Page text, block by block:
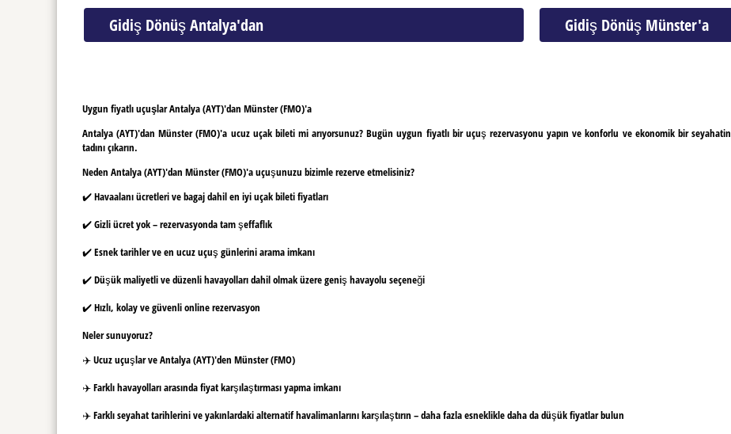
Gidiş Dönüş Antalya'dan Gidiş Dönüş Münster'a
Uygun fiyatlı uçuşlar Antalya (AYT)'dan Münster (FMO)'a
Antalya (AYT)'dan Münster (FMO)'a ucuz uçak bileti mi arıyorsunuz? Bugün uygun fiyatlı bir uçuş rezervasyonu yapın ve konforlu ve ekonomik bir seyahatin
tadını çıkarın.
Neden Antalya (AYT)'dan Münster (FMO)'a uçuşunuzu bizimle rezerve etmelisiniz?
✔️ Havaalanı ücretleri ve bagaj dahil en iyi uçak bileti fiyatları
✔️ Gizli ücret yok – rezervasyonda tam şeffaflık
✔️ Esnek tarihler ve en ucuz uçuş günlerini arama imkanı
✔️ Düşük maliyetli ve düzenli havayolları dahil olmak üzere geniş havayolu seçeneği
✔️ Hızlı, kolay ve güvenli online rezervasyon
Neler sunuyoruz?
✈️ Ucuz uçuşlar ve Antalya (AYT)'den Münster (FMO)
✈️ Farklı havayolları arasında fiyat karşılaştırması yapma imkanı
✈️ Farklı seyahat tarihlerini ve yakınlardaki alternatif havalimanlarını karşılaştırın – daha fazla esneklikle daha da düşük fiyatlar bulun